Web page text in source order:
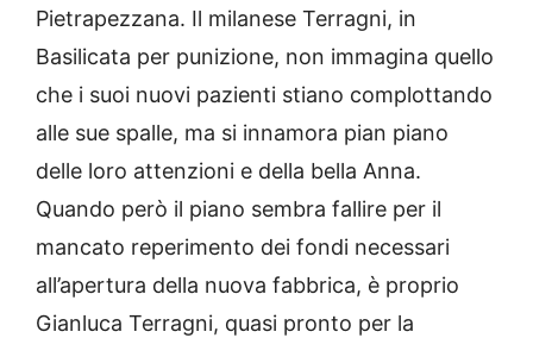
Pietrapezzana. Il milanese Terragni, in
Basilicata per punizione, non immagina quello
che i suoi nuovi pazienti stiano complottando
alle sue spalle, ma si innamora pian piano
delle loro attenzioni e della bella Anna.
Quando però il piano sembra fallire per il
mancato reperimento dei fondi necessari
all’apertura della nuova fabbrica, è proprio
Gianluca Terragni, quasi pronto per la